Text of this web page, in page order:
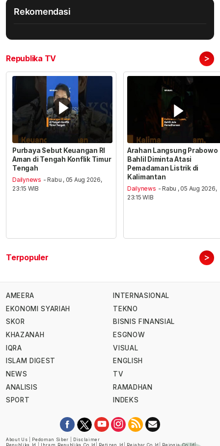
Rekomendasi
Republika TV >
Purbaya Sebut Keuangan RI
Aman di Tengah Konflik Timur
Tengah
Dailynews - Rabu , 05 Aug 2026,
23:15 WIB
Arahan Langsung Prabowo
Bahlil Diminta Atasi
Pemadaman Listrik di
Kalimantan
Dailynews - Rabu , 05 Aug 2026,
23:15 WIB
Terpopuler >
AMEERA
EKONOMI SYARIAH
SKOR
KHAZANAH
IQRA
ISLAM DIGEST
NEWS
ANALISIS
SPORT
INTERNASIONAL
TEKNO
BISNIS FINANSIAL
ESGNOW
VISUAL
ENGLISH
TV
RAMADHAN
INDEKS
About Us Pedoman Siber
Disclaimer